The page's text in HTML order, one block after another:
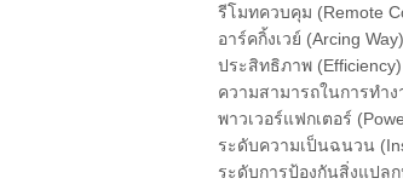
รีโมทควบคุม (Remote
อาร์คกิ้งเวย์ (Arcing Way)
ประสิทธิภาพ (Efficiency)
ความสามารถในการทำง
พาวเวอร์แฟกเตอร์
ระดับความเป็นฉนวน
ระดับการป้องกันสิ่งแปล